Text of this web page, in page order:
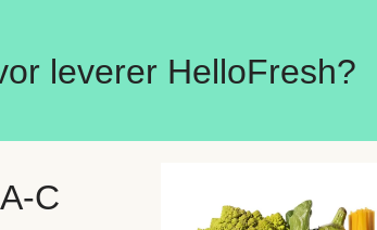
leverer HelloFresh?
C